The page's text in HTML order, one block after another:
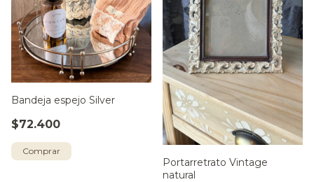
Bandeja espejo Silver
$72.400
Portarretrato Vintage
natural